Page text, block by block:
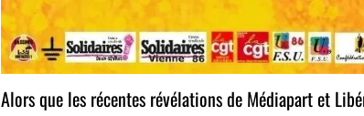
Alors que les récentes révélations de Médiapart et